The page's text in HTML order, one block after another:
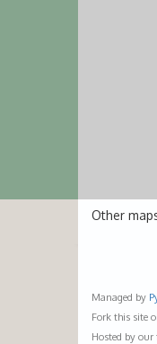
Other
Managed by
Fork this site
Hosted by